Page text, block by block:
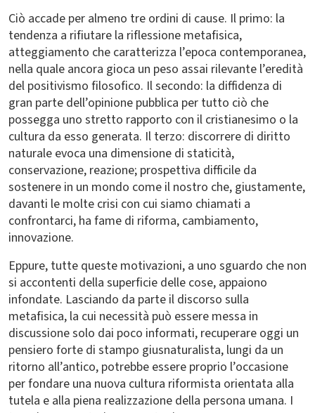
Ciò accade per almeno tre ordini di cause. Il primo: la
tendenza a rifiutare la riflessione metafisica,
atteggiamento che caratterizza l’epoca contemporanea,
nella quale ancora gioca un peso assai rilevante l’eredità
del positivismo filosofico. Il secondo: la diffidenza di
gran parte dell’opinione pubblica per tutto ciò che
possegga uno stretto rapporto con il cristianesimo o la
cultura da esso generata. Il terzo: discorrere di diritto
naturale evoca una dimensione di staticità,
conservazione, reazione; prospettiva difficile da
sostenere in un mondo come il nostro che, giustamente,
davanti le molte crisi con cui siamo chiamati a
confrontarci, ha fame di riforma, cambiamento,
innovazione.
Eppure, tutte queste motivazioni, a uno sguardo che non
si accontenti della superficie delle cose, appaiono
infondate. Lasciando da parte il discorso sulla
metafisica, la cui necessità può essere messa in
discussione solo dai poco informati, recuperare oggi un
pensiero forte di stampo giusnaturalista, lungi da un
ritorno all’antico, potrebbe essere proprio l’occasione
per fondare una nuova cultura riformista orientata alla
tutela e alla piena realizzazione della persona umana. I